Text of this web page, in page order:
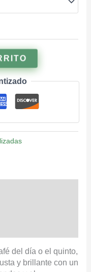
del día o el quinto,
y brillante con un